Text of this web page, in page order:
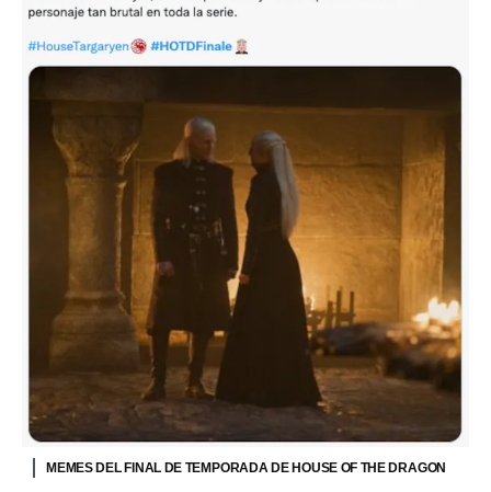
MEMES DEL FINAL DE TEMPORADA DE HOUSE OF THE DRAGON